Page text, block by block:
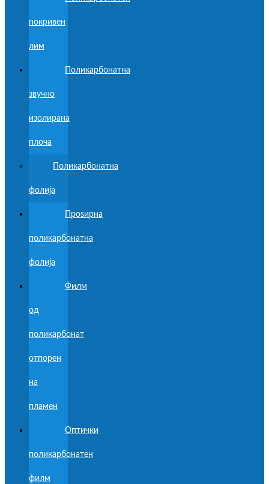
покривен
лим
Поликарбонатна
звучно
изолирана
плоча
Поликарбонатна
фолија
Проѕирна
поликарбонатна
фолија
Филм
од
поликарбонат
отпорен
на
пламен
Оптички
поликарбонатен
филм